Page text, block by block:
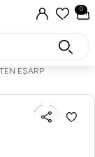
0
EŞARP